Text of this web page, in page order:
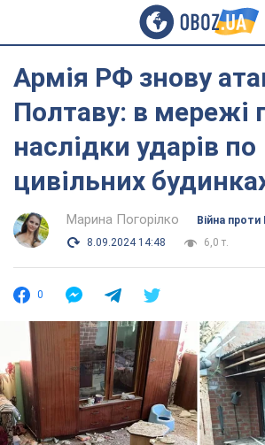
Армія РФ знову
Полтаву: в мережі
наслідки ударів по
цивільних
Марина Погорілко
Війна проти
8.09.2024 14:48
6,0 т.
0